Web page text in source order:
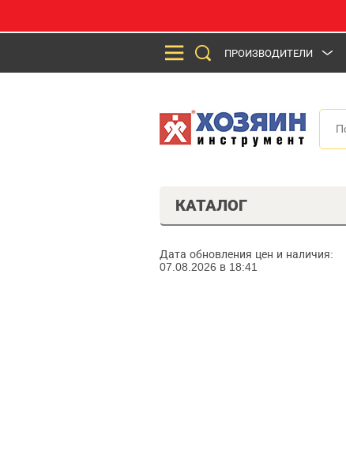
ПРОИЗВОДИТЕЛИ
КАТАЛОГ
Дата обновления цен и наличия:
07.08.2026 в 18:41